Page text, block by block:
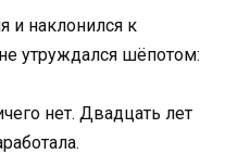
и наклонился к
утруждался шёпотом:
нет. Двадцать лет